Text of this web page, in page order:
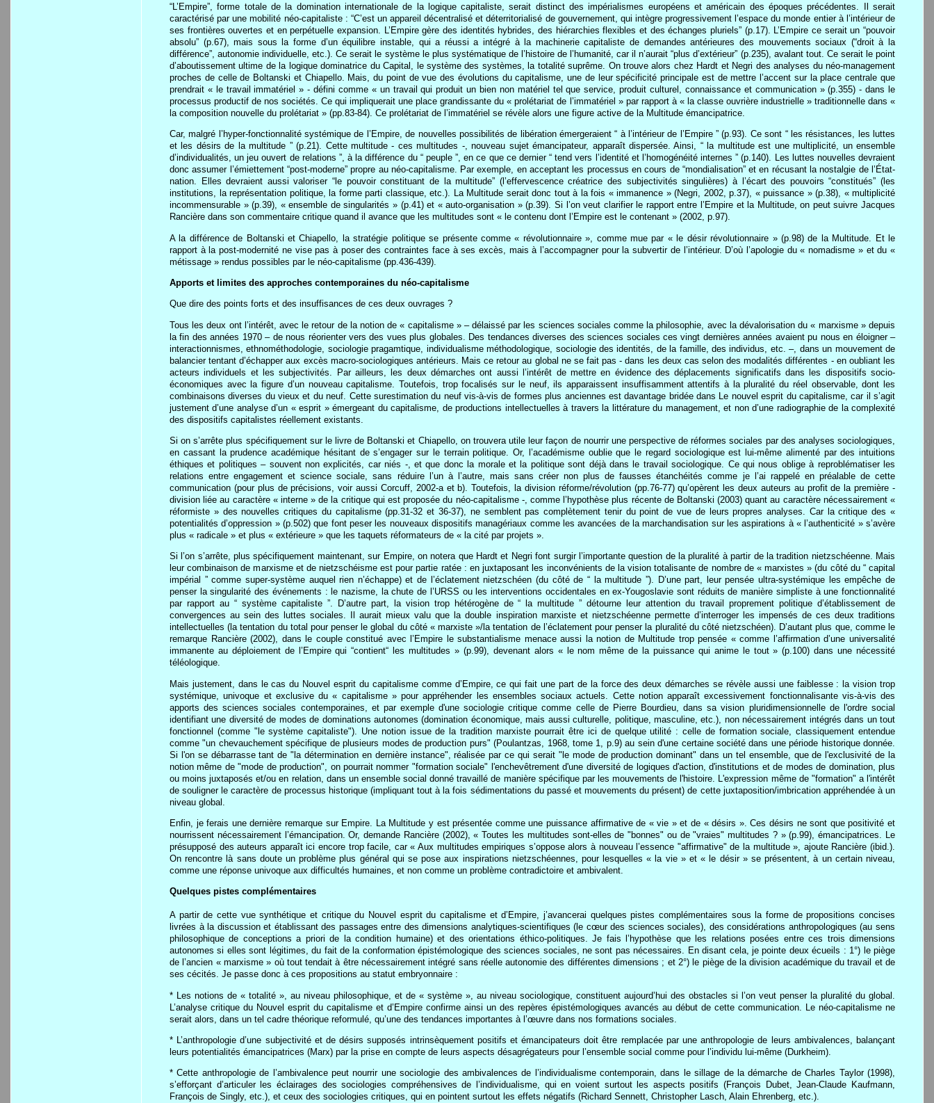
“L’Empire”, forme totale de la domination internationale de la logique capitaliste, serait distinct des impérialismes européens et américain des époques précédentes. Il serait
caractérisé par une mobilité néo-capitaliste : “C’est un appareil décentralisé et déterritorialisé de gouvernement, qui intègre progressivement l’espace du monde entier à l’intérieur de
ses frontières ouvertes et en perpétuelle expansion. L’Empire gère des identités hybrides, des hiérarchies flexibles et des échanges pluriels” (p.17). L’Empire ce serait un “pouvoir
absolu” (p.67), mais sous la forme d’un équilibre instable, qui a réussi a intégré à la machinerie capitaliste de demandes antérieures des mouvements sociaux (“droit à la
différence”, autonomie individuelle, etc.). Ce serait le système le plus systématique de l’histoire de l’humanité, car il n’aurait “plus d’extérieur” (p.235), avalant tout. Ce serait le point
d’aboutissement ultime de la logique dominatrice du Capital, le système des systèmes, la totalité suprême. On trouve alors chez Hardt et Negri des analyses du néo-management
proches de celle de Boltanski et Chiapello. Mais, du point de vue des évolutions du capitalisme, une de leur spécificité principale est de mettre l’accent sur la place centrale que
prendrait « le travail immatériel » - défini comme « un travail qui produit un bien non matériel tel que service, produit culturel, connaissance et communication » (p.355) - dans le
processus productif de nos sociétés. Ce qui impliquerait une place grandissante du « prolétariat de l’immatériel » par rapport à « la classe ouvrière industrielle » traditionnelle dans «
la composition nouvelle du prolétariat » (pp.83-84). Ce prolétariat de l’immatériel se révèle alors une figure active de la Multitude émancipatrice.
Car, malgré l’hyper-fonctionnalité systémique de l’Empire, de nouvelles possibilités de libération émergeraient “ à l’intérieur de l’Empire ” (p.93). Ce sont “ les résistances, les luttes
et les désirs de la multitude ” (p.21). Cette multitude - ces multitudes -, nouveau sujet émancipateur, apparaît dispersée. Ainsi, “ la multitude est une multiplicité, un ensemble
d’individualités, un jeu ouvert de relations ”, à la différence du “ peuple ”, en ce que ce dernier “ tend vers l’identité et l’homogénéité internes ” (p.140). Les luttes nouvelles devraient
donc assumer l’émiettement “post-moderne” propre au néo-capitalisme. Par exemple, en acceptant les processus en cours de “mondialisation” et en récusant la nostalgie de l’État-
nation. Elles devraient aussi valoriser “le pouvoir constituant de la multitude” (l’effervescence créatrice des subjectivités singulières) à l’écart des pouvoirs “constitués” (les
institutions, la représentation politique, la forme parti classique, etc.). La Multitude serait donc tout à la fois « immanence » (Negri, 2002, p.37), « puissance » (p.38), « multiplicité
incommensurable » (p.39), « ensemble de singularités » (p.41) et « auto-organisation » (p.39). Si l’on veut clarifier le rapport entre l’Empire et la Multitude, on peut suivre Jacques
Rancière dans son commentaire critique quand il avance que les multitudes sont « le contenu dont l’Empire est le contenant » (2002, p.97).
A la différence de Boltanski et Chiapello, la stratégie politique se présente comme « révolutionnaire », comme mue par « le désir révolutionnaire » (p.98) de la Multitude. Et le
rapport à la post-modernité ne vise pas à poser des contraintes face à ses excès, mais à l’accompagner pour la subvertir de l’intérieur. D’où l’apologie du « nomadisme » et du «
métissage » rendus possibles par le néo-capitalisme (pp.436-439).
Apports et limites des approches contemporaines du néo-capitalisme
Que dire des points forts et des insuffisances de ces deux ouvrages ?
Tous les deux ont l’intérêt, avec le retour de la notion de « capitalisme » – délaissé par les sciences sociales comme la philosophie, avec la dévalorisation du « marxisme » depuis
la fin des années 1970 – de nous réorienter vers des vues plus globales. Des tendances diverses des sciences sociales ces vingt dernières années avaient pu nous en éloigner –
interactionnismes, ethnométhodologie, sociologie pragamtique, individualisme méthodologique, sociologie des identités, de la famille, des individus, etc. –, dans un mouvement de
balancier tentant d’échapper aux excès macro-sociologiques antérieurs. Mais ce retour au global ne se fait pas - dans les deux cas selon des modalités différentes - en oubliant les
acteurs individuels et les subjectivités. Par ailleurs, les deux démarches ont aussi l’intérêt de mettre en évidence des déplacements significatifs dans les dispositifs socio-
économiques avec la figure d’un nouveau capitalisme. Toutefois, trop focalisés sur le neuf, ils apparaissent insuffisamment attentifs à la pluralité du réel observable, dont les
combinaisons diverses du vieux et du neuf. Cette surestimation du neuf vis-à-vis de formes plus anciennes est davantage bridée dans Le nouvel esprit du capitalisme, car il s’agit
justement d’une analyse d’un « esprit » émergeant du capitalisme, de productions intellectuelles à travers la littérature du management, et non d’une radiographie de la complexité
des dispositifs capitalistes réellement existants.
Si on s’arrête plus spécifiquement sur le livre de Boltanski et Chiapello, on trouvera utile leur façon de nourrir une perspective de réformes sociales par des analyses sociologiques,
en cassant la prudence académique hésitant de s’engager sur le terrain politique. Or, l’académisme oublie que le regard sociologique est lui-même alimenté par des intuitions
éthiques et politiques – souvent non explicités, car niés -, et que donc la morale et la politique sont déjà dans le travail sociologique. Ce qui nous oblige à reproblématiser les
relations entre engagement et science sociale, sans réduire l’un à l’autre, mais sans créer non plus de fausses étanchéités comme je l’ai rappelé en préalable de cette
communication (pour plus de précisions, voir aussi Corcuff, 2002-a et b). Toutefois, la division réforme/révolution (pp.76-77) qu’opèrent les deux auteurs au profit de la première -
division liée au caractère « interne » de la critique qui est proposée du néo-capitalisme -, comme l’hypothèse plus récente de Boltanski (2003) quant au caractère nécessairement «
réformiste » des nouvelles critiques du capitalisme (pp.31-32 et 36-37), ne semblent pas complètement tenir du point de vue de leurs propres analyses. Car la critique des «
potentialités d’oppression » (p.502) que font peser les nouveaux dispositifs managériaux comme les avancées de la marchandisation sur les aspirations à « l’authenticité » s’avère
plus « radicale » et plus « extérieure » que les taquets réformateurs de « la cité par projets ».
Si l’on s’arrête, plus spécifiquement maintenant, sur Empire, on notera que Hardt et Negri font surgir l’importante question de la pluralité à partir de la tradition nietzschéenne. Mais
leur combinaison de marxisme et de nietzschéisme est pour partie ratée : en juxtaposant les inconvénients de la vision totalisante de nombre de « marxistes » (du côté du “ capital
impérial ” comme super-système auquel rien n’échappe) et de l’éclatement nietzschéen (du côté de “ la multitude ”). D’une part, leur pensée ultra-systémique les empêche de
penser la singularité des événements : le nazisme, la chute de l’URSS ou les interventions occidentales en ex-Yougoslavie sont réduits de manière simpliste à une fonctionnalité
par rapport au “ système capitaliste ”. D’autre part, la vision trop hétérogène de “ la multitude ” détourne leur attention du travail proprement politique d’établissement de
convergences au sein des luttes sociales. Il aurait mieux valu que la double inspiration marxiste et nietzschéenne permette d’interroger les impensés de ces deux traditions
intellectuelles (la tentation du total pour penser le global du côté « marxiste »/la tentation de l’éclatement pour penser la pluralité du côté nietzschéen). D’autant plus que, comme le
remarque Rancière (2002), dans le couple constitué avec l’Empire le substantialisme menace aussi la notion de Multitude trop pensée « comme l’affirmation d’une universalité
immanente au déploiement de l’Empire qui “contient“ les multitudes » (p.99), devenant alors « le nom même de la puissance qui anime le tout » (p.100) dans une nécessité
téléologique.
Mais justement, dans le cas du Nouvel esprit du capitalisme comme d’Empire, ce qui fait une part de la force des deux démarches se révèle aussi une faiblesse : la vision trop
systémique, univoque et exclusive du « capitalisme » pour appréhender les ensembles sociaux actuels. Cette notion apparaît excessivement fonctionnalisante vis-à-vis des
apports des sciences sociales contemporaines, et par exemple d'une sociologie critique comme celle de Pierre Bourdieu, dans sa vision pluridimensionnelle de l'ordre social
identifiant une diversité de modes de dominations autonomes (domination économique, mais aussi culturelle, politique, masculine, etc.), non nécessairement intégrés dans un tout
fonctionnel (comme "le système capitaliste"). Une notion issue de la tradition marxiste pourrait être ici de quelque utilité : celle de formation sociale, classiquement entendue
comme "un chevauchement spécifique de plusieurs modes de production purs" (Poulantzas, 1968, tome 1, p.9) au sein d'une certaine société dans une période historique donnée.
Si l'on se débarrasse tant de "la détermination en dernière instance", réalisée par ce qui serait "le mode de production dominant" dans un tel ensemble, que de l'exclusivité de la
notion même de "mode de production", on pourrait nommer "formation sociale" l'enchevêtrement d'une diversité de logiques d'action, d'institutions et de modes de domination, plus
ou moins juxtaposés et/ou en relation, dans un ensemble social donné travaillé de manière spécifique par les mouvements de l'histoire. L'expression même de "formation" a l'intérêt
de souligner le caractère de processus historique (impliquant tout à la fois sédimentations du passé et mouvements du présent) de cette juxtaposition/imbrication appréhendée à un
niveau global.
Enfin, je ferais une dernière remarque sur Empire. La Multitude y est présentée comme une puissance affirmative de « vie » et de « désirs ». Ces désirs ne sont que positivité et
nourrissent nécessairement l’émancipation. Or, demande Rancière (2002), « Toutes les multitudes sont-elles de "bonnes" ou de "vraies" multitudes ? » (p.99), émancipatrices. Le
présupposé des auteurs apparaît ici encore trop facile, car « Aux multitudes empiriques s’oppose alors à nouveau l’essence "affirmative" de la multitude », ajoute Rancière (ibid.).
On rencontre là sans doute un problème plus général qui se pose aux inspirations nietzschéennes, pour lesquelles « la vie » et « le désir » se présentent, à un certain niveau,
comme une réponse univoque aux difficultés humaines, et non comme un problème contradictoire et ambivalent.
Quelques pistes complémentaires
A partir de cette vue synthétique et critique du Nouvel esprit du capitalisme et d’Empire, j’avancerai quelques pistes complémentaires sous la forme de propositions concises
livrées à la discussion et établissant des passages entre des dimensions analytiques-scientifiques (le cœur des sciences sociales), des considérations anthropologiques (au sens
philosophique de conceptions a priori de la condition humaine) et des orientations éthico-politiques. Je fais l’hypothèse que les relations posées entre ces trois dimensions
autonomes si elles sont légitimes, du fait de la conformation épistémologique des sciences sociales, ne sont pas nécessaires. En disant cela, je pointe deux écueils : 1°) le piège
de l’ancien « marxisme » où tout tendait à être nécessairement intégré sans réelle autonomie des différentes dimensions ; et 2°) le piège de la division académique du travail et de
ses cécités. Je passe donc à ces propositions au statut embryonnaire :
* Les notions de « totalité », au niveau philosophique, et de « système », au niveau sociologique, constituent aujourd’hui des obstacles si l’on veut penser la pluralité du global.
L’analyse critique du Nouvel esprit du capitalisme et d’Empire confirme ainsi un des repères épistémologiques avancés au début de cette communication. Le néo-capitalisme ne
serait alors, dans un tel cadre théorique reformulé, qu’une des tendances importantes à l’œuvre dans nos formations sociales.
* L’anthropologie d’une subjectivité et de désirs supposés intrinsèquement positifs et émancipateurs doit être remplacée par une anthropologie de leurs ambivalences, balançant
leurs potentialités émancipatrices (Marx) par la prise en compte de leurs aspects désagrégateurs pour l’ensemble social comme pour l’individu lui-même (Durkheim).
* Cette anthropologie de l’ambivalence peut nourrir une sociologie des ambivalences de l’individualisme contemporain, dans le sillage de la démarche de Charles Taylor (1998),
s’efforçant d’articuler les éclairages des sociologies compréhensives de l’individualisme, qui en voient surtout les aspects positifs (François Dubet, Jean-Claude Kaufmann,
François de Singly, etc.), et ceux des sociologies critiques, qui en pointent surtout les effets négatifs (Richard Sennett, Christopher Lasch, Alain Ehrenberg, etc.).